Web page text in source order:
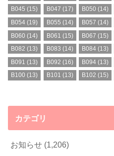
B045 (15) B047 (17) B050 (14)
B054 (19) B055 (14) B057 (14)
B060 (14) B061 (15) B067 (15)
B082 (13) B083 (14) B084(13)
B091 (13) B092 (16) B094(13)
B100 (13) B101 (13) B102 (15)
カテゴリ
お知らせ (1,206)